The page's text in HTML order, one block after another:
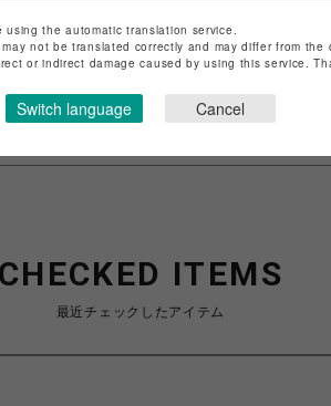
法令に基づく表記はこちら
わせはこちら
CHECKED ITEMS
最近チェックしたアイテム
the automatic translation service.
not be translated correctly and may differ from
or indirect damage caused by using this service.
Switch language Cancel